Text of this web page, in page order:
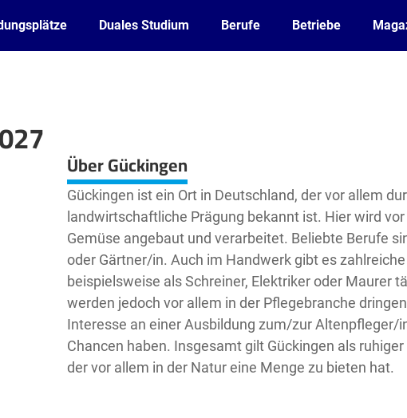
Duales Studium Berufe Betriebe
contributors Über Gückingen
Gückingen ist ein Ort in Deutschland, der vor allem
landwirtschaftliche Prägung bekannt ist. Hier wird
Gemüse angebaut und verarbeitet. Beliebte Berufe
oder Gärtner/in. Auch im Handwerk gibt es
beispielsweise als Schreiner, Elektriker oder Maurer
werden jedoch vor allem in der Pflegebranche
Interesse an einer Ausbildung zum/zur Altenpfleger/
Chancen haben. Insgesamt gilt Gückingen als
der vor allem in der Natur eine Menge zu bieten hat.